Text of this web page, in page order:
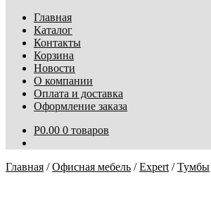
Главная
Каталог
Контакты
Корзина
Новости
О компании
Оплата и доставка
Оформление заказа
Р0.00 0 товаров
Главная /Офисная мебель /Expert /Тумбы